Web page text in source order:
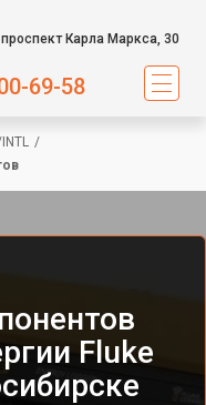
проспект Карла Маркса, 30
69-58
/
Fluke